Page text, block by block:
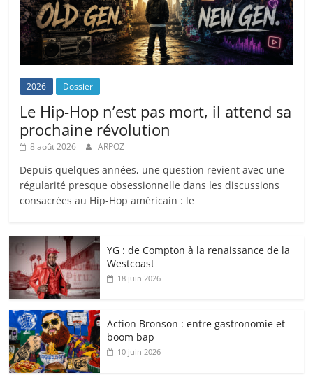
2026 Dossier
Le Hip-Hop n’est pas mort, il attend sa
prochaine révolution
8 août 2026 ARPOZ
Depuis quelques années, une question revient avec une
régularité presque obsessionnelle dans les discussions
consacrées au Hip-Hop américain : le
YG : de Compton à la renaissance de la
Westcoast
18 juin 2026
Action Bronson : entre gastronomie et
boom bap
10 juin 2026